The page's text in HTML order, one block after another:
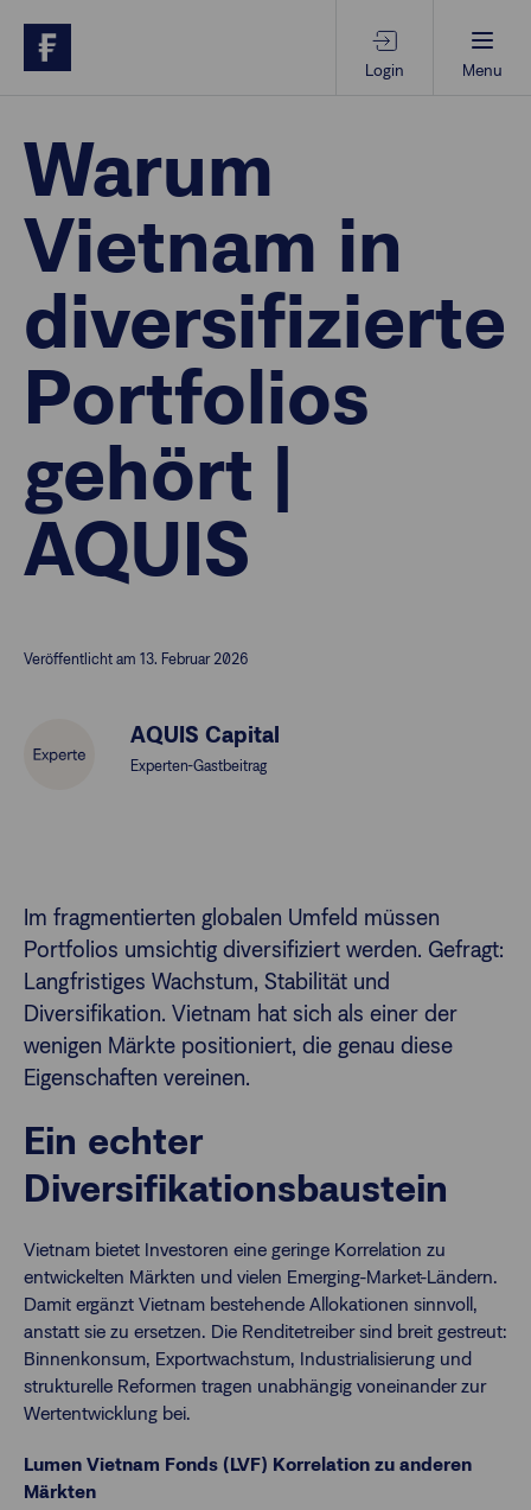
Login Menu
Anlagethemen
Anlagestrategien
Geschäftserfolg
Ansprechpartner
Kontakt
Warum
Vietnam in
diversifizierte
Portfolios
gehört |
AQUIS
Veröffentlicht am 13. Februar 2026
AQUIS Capital
Experten-Gastbeitrag
Im fragmentierten globalen Umfeld müssen
Portfolios umsichtig diversifiziert werden. Gefragt:
Langfristiges Wachstum, Stabilität und
Diversifikation. Vietnam hat sich als einer der
wenigen Märkte positioniert, die genau diese
Eigenschaften vereinen.
Ein echter
Diversifikationsbaustein
Vietnam bietet Investoren eine geringe Korrelation zu
entwickelten Märkten und vielen Emerging-Market-Ländern.
Damit ergänzt Vietnam bestehende Allokationen sinnvoll,
anstatt sie zu ersetzen. Die Renditetreiber sind breit gestreut:
Binnenkonsum, Exportwachstum, Industrialisierung und
strukturelle Reformen tragen unabhängig voneinander zur
Wertentwicklung bei.
Lumen Vietnam Fonds (LVF) Korrelation zu anderen
Märkten